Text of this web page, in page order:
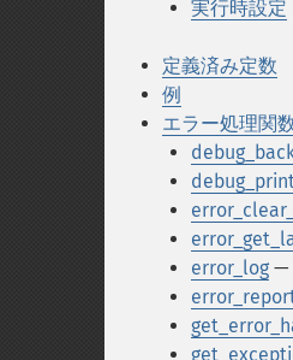
実行時設定
定義済み定数
例
エラー処理関
error_log —